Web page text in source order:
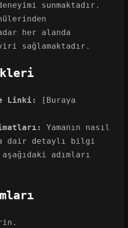
sunmaktadır.
her alanda
sağlamaktadır.
Linki:
[Buraya
Yamanın nasıl
dair detaylı bilgi
adımları